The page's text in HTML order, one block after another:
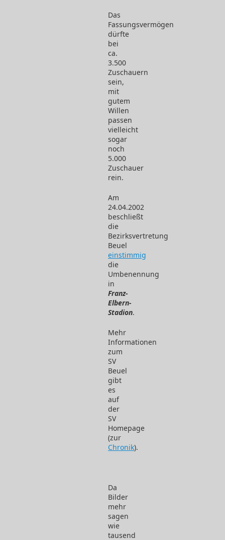
Das
Fassungsvermögen
dürfte
bei
ca.
3.500
Zuschauern
sein,
mit
gutem
Willen
passen
vielleicht
sogar
noch
5.000
Zuschauer
rein.
Am
24.04.2002
beschließt
die
Bezirksvertretung
Beuel
einstimmig
die
Umbenennung
in
Franz-
Elbern-
Stadion.
Mehr
Informationen
zum
SV
Beuel
gibt
es
auf
der
SV
Homepage
(zur
Chronik).
Da
Bilder
mehr
sagen
wie
tausend